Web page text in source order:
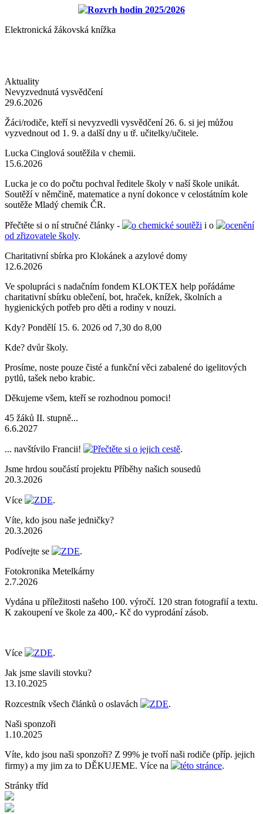
Rozvrh hodin 2025/2026
Elektronická žákovská knížka
Aktuality
Nevyzvednutá vysvědčení
29.6.2026
Žáci/rodiče, kteří si nevyzvedli vysvědčení 26. 6. si jej můžou
vyzvednout od 1. 9. a další dny u tř. učitelky/učitele.
Lucka Cinglová soutěžila v chemii.
15.6.2026
Lucka je co do počtu pochval ředitele školy v naší škole unikát.
Soutěží v němčině, matematice a nyní dokonce v celostátním kole
soutěže Mladý chemik ČR.
Přečtěte si o ní stručné články - o chemické soutěži i o
ocenění
od zřizovatele školy.
Charitativní sbírka pro Klokánek a azylové domy
12.6.2026
Ve spolupráci s nadačním fondem KLOKTEX help pořádáme
charitativní sbírku oblečení, bot, hraček, knížek, školních a
hygienických potřeb pro děti a rodiny v nouzi.
Kdy? Pondělí 15. 6. 2026 od 7,30 do 8,00
Kde? dvůr školy.
Prosíme, noste pouze čisté a funkční věci zabalené do igelitových
pytlů, tašek nebo krabic.
Děkujeme všem, kteří se rozhodnou pomoci!
45 žáků II. stupně...
6.6.2027
... navštívilo Francii! Přečtěte si o jejich cestě.
Jsme hrdou součástí projektu Příběhy našich sousedů
20.3.2026
Více ZDE.
Víte, kdo jsou naše jedničky?
20.3.2026
Podívejte se ZDE.
Fotokronika Metelkárny
2.7.2026
Vydána u příležitosti našeho 100. výročí. 120 stran fotografií a textu.
K zakoupení ve škole za 400,- Kč do vyprodání zásob.
Více ZDE.
Jak jsme slavili stovku?
13.10.2025
Rozcestník všech článků o oslavách ZDE.
Naši sponzoři
1.10.2025
Víte, kdo jsou naši sponzoři? Z 99% je tvoří naši rodiče (příp. jejich
firmy) a my jim za to DĚKUJEME. Více na
této stránce.
Stránky tříd